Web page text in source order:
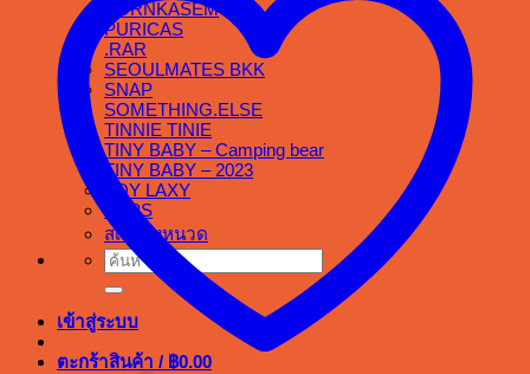
PORNKASEM
PURICAS
.RAR
SEOULMATES BKK
SNAP
SOMETHING.ELSE
TINNIE TINIE
TINY BABY – Camping bear
TINY BABY – 2023
TOY LAXY
TOPS
สเต็กลุงหนวด
ค้นหา:
เข้าสู่ระบบ
ตะกร้าสินค้า / ฿0.00